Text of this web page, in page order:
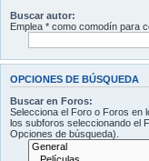
Buscar autor:
Emplea * como comodín para
OPCIONES DE BÚSQUEDA
Buscar en Foros:
Selecciona el Foro o Foros en
los subforos seleccionando el
Opciones de búsqueda).